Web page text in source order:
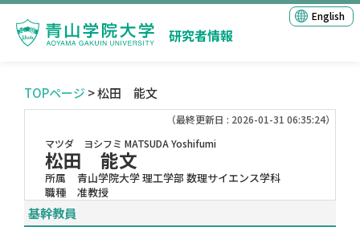
研究者情報
English
TOPページ > 松田 能文
（最終更新日 : 2026-01-31 06:35:24）
マツダ ヨシフミ MATSUDA Yoshifumi
松田 能文
所属
青山学院大学 理工学部 数理サイエンス学科
職種
准教授
基幹教員